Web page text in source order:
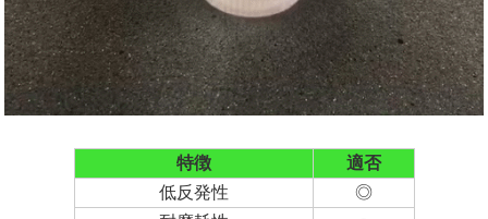
特徴
適否
低反発性
◎